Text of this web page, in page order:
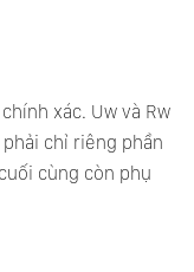
xác. Uw và Rw
chỉ riêng phần
cùng còn phụ